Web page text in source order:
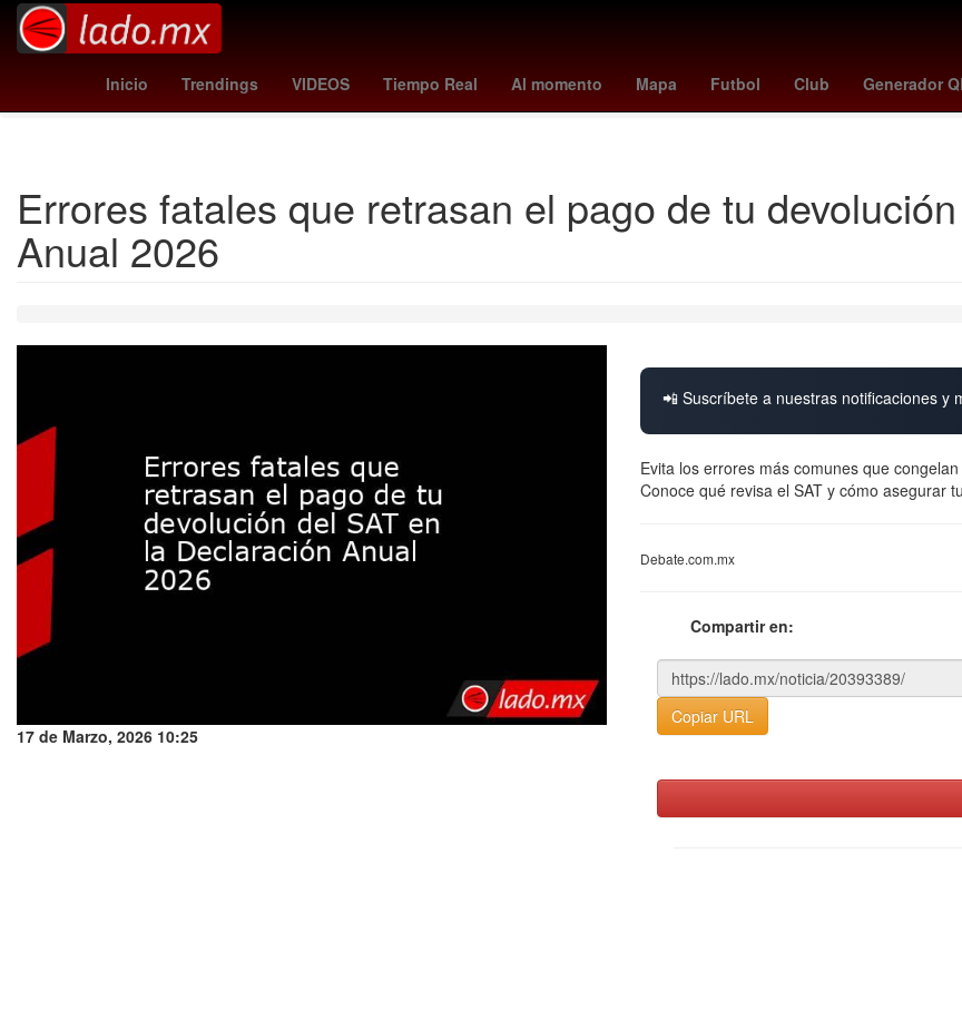
Inicio Trendings VIDEOS Tiempo Real Al momento Mapa Futbol Club Generador
Santos Laguna femenil Manu Chao Maya Zapata 1985 Terremoto de México de 1985 Tratamiento de aguas
Corrupción de menores
Errores fatales que retrasan el pago de tu
Anual 2026
17 de Marzo, 2026 10:25
📲 Suscríbete a nuestras notificaciones y
Evita los errores más comunes que
Conoce qué revisa el SAT y cómo asegurar
Debate.com.mx
Compartir en:
Copiar URL